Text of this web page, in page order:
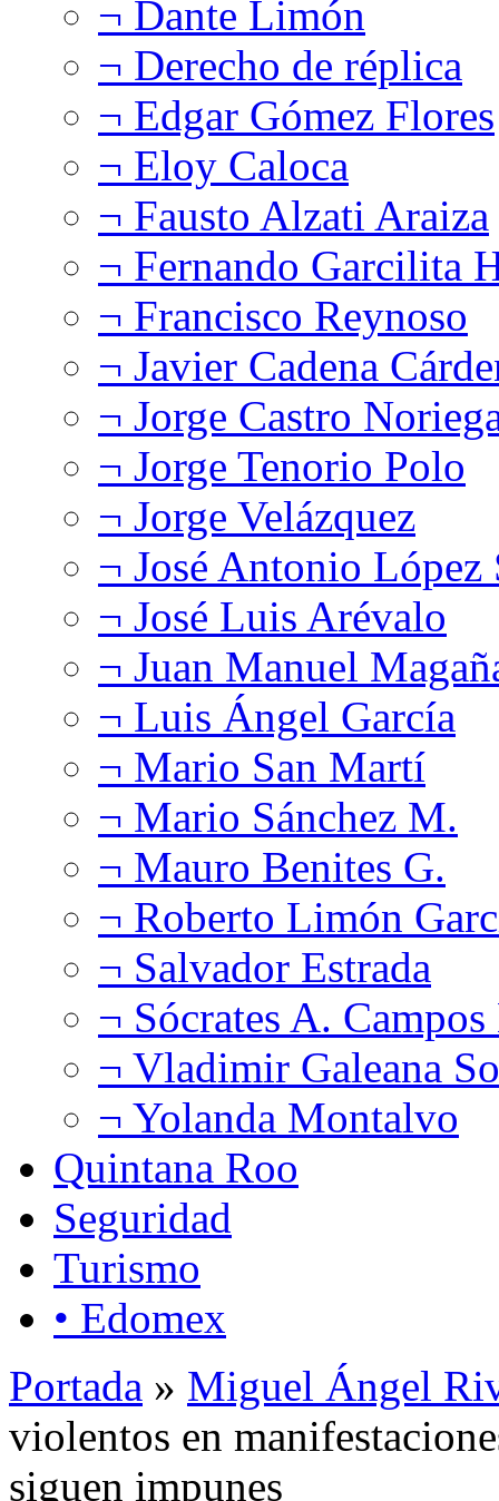
¬ Dante Limón
¬ Derecho de réplica
¬ Edgar Gómez Flores
¬ Eloy Caloca
¬ Fausto Alzati Araiza
¬ Fernando Garcilita
¬ Francisco Reynoso
¬ Javier Cadena
¬ Jorge Castro
¬ Jorge Tenorio Polo
¬ Jorge Velázquez
¬ José Antonio López
¬ José Luis Arévalo
¬ Juan Manuel
¬ Luis Ángel García
¬ Mario San Martí
¬ Mario Sánchez M.
¬ Mauro Benites G.
¬ Roberto Limón
¬ Salvador Estrada
¬ Sócrates A.
¬ Vladimir Galeana
¬ Yolanda Montalvo
Quintana Roo
Seguridad
Turismo
• Edomex
Portada » Miguel Ángel
violentos en
siguen impunes